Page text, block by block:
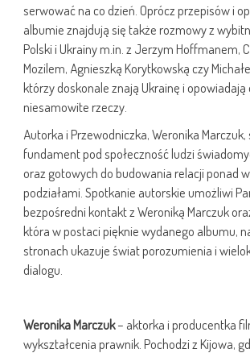
serwować na co dzień. Oprócz przepisów i
albumie znajdują się także rozmowy z
Polski i Ukrainy m.in. z Jerzym Hoffmanem,
Mozilem, Agnieszką Korytkowską czy
którzy doskonale znają Ukrainę i opowiadają
niesamowite rzeczy.
Autorka i Przewodniczka, Weronika Marczuk,
fundament pod społeczność ludzi
oraz gotowych do budowania relacji ponad
podziałami. Spotkanie autorskie umożliwi
bezpośredni kontakt z Weroniką Marczuk
która w postaci pięknie wydanego albumu,
stronach ukazuje świat porozumienia i
dialogu.
Weronika Marczuk– aktorka i producentka
wykształcenia prawnik. Pochodzi z Kijowa,